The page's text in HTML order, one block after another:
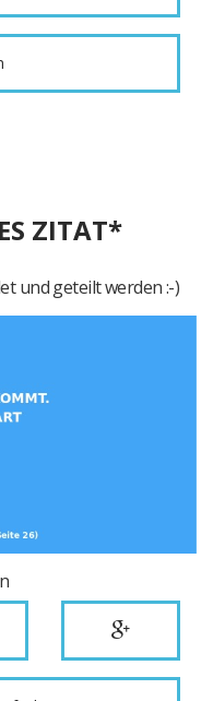
ZITAT*
und geteilt werden :-)